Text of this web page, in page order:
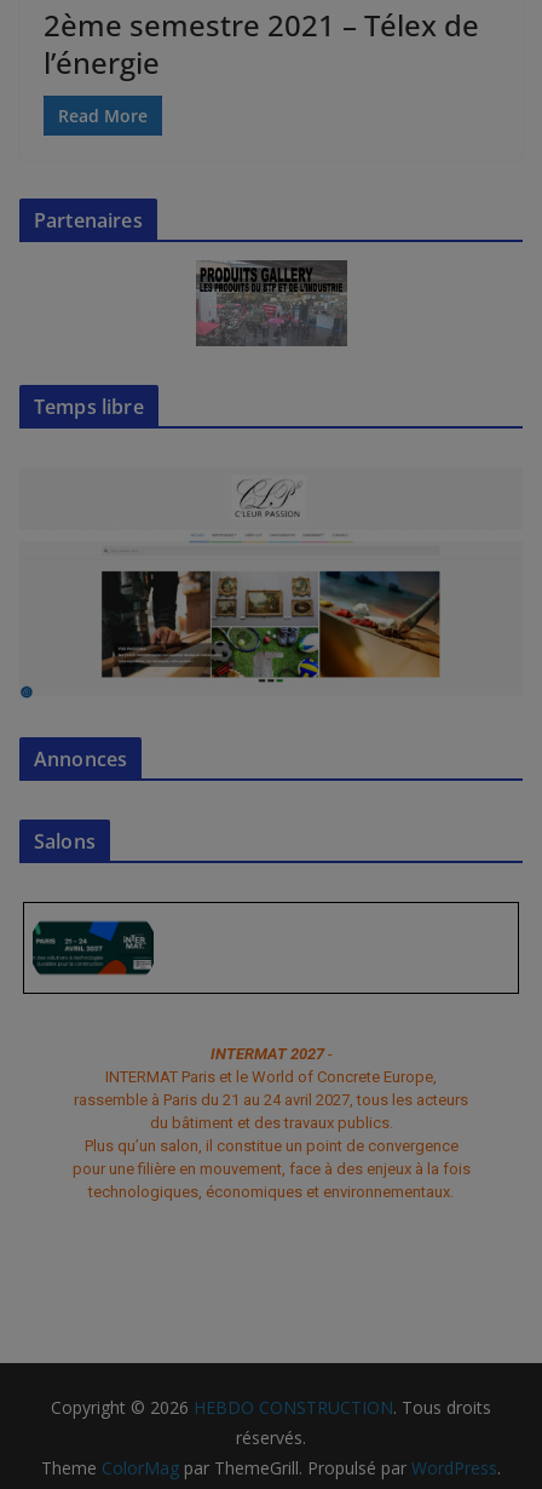
2ème semestre 2021 – Télex de
l’énergie
Read More
Partenaires
Temps libre
Annonces
Salons
INTERMAT 2027-
INTERMAT Paris et le World of Concrete Europe,
rassemble à Paris du 21 au 24 avril 2027, tous les acteurs
du bâtiment et des travaux publics.
Plus qu’un salon, il constitue un point de convergence
pour une filière en mouvement, face à des enjeux à la fois
technologiques, économiques et environnementaux.
Copyright © 2026 HEBDO CONSTRUCTION. Tous droits
réservés.
Theme ColorMag par ThemeGrill. Propulsé par WordPress.